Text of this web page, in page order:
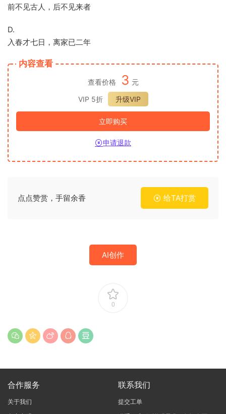
前不见古人，后不见来者
D.
入春才七日，离家已二年
内容查看
查看价格 3 元
VIP 5折
升级VIP
立即购买
申请退款
点点赞赏，手留余香 给TA打赏
AI创作
0
合作服务
关于我们
联系我们
提交工单